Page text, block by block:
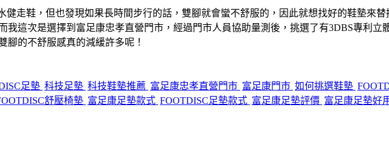
健走鞋，但也發現如果長時間步行的話，雙腳就會蠻不舒服的，因此就想找好的鞋墊來
我這次是選擇到富足康忠孝直營門市，經過門市人員協助量測後，挑選了有3DBS專利立
腳的不舒服感真的減緩許多呢！
足墊 科技足墊 科技鞋墊推薦 富足康忠孝直營門市 富足康門市 如何挑選鞋墊
舒壓椅墊 富足康足墊款式 FOOTDISC足墊款式 富足康足墊評價 富足康足墊好